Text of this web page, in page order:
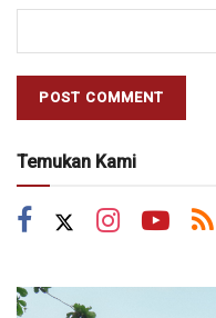
Temukan Kami